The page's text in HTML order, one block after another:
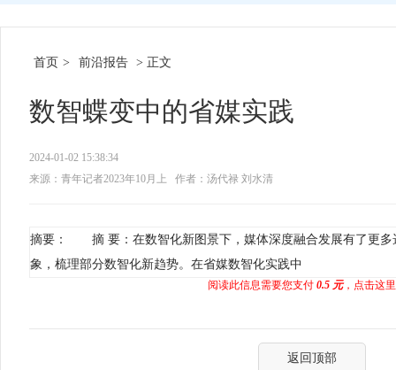
首页 > 前沿报告 > 正文
数智蝶变中的省媒实践
2024-01-02 15:38:34
来源：青年记者2023年10月上
作者：汤代禄 刘水清
摘要： 摘 要：在数智化新图景下，媒体深度融合发展有了更多
象，梳理部分数智化新趋势。在省媒数智化实践中
阅读此信息需要您支付 0.5 元，点击这
返回顶部